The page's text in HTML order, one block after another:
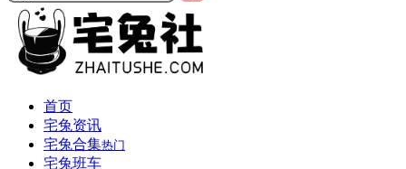
首页
宅兔资讯
宅兔合集热门
宅兔班车